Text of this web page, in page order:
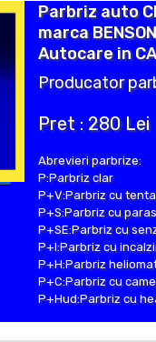
Parbriz auto
marca
Autocare in
Producator
Pret : 280 Lei
Abrevieri parbrize:
P:Parbriz clar
P+V:Parbriz cu
P+S:Parbriz cu
P+SE:Parbriz cu
P+I:Parbriz cu
P+H:Parbriz
P+C:Parbriz cu
P+Hud:Parbriz cu